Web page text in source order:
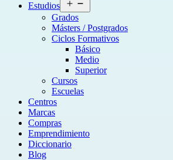
Estudios
el
Grados
Másters / Postgrados
Ciclos Formativos
Básico
Medio
Superior
Cursos
Escuelas
Centros
Marcas
Compras
Emprendimiento
Diccionario
Blog